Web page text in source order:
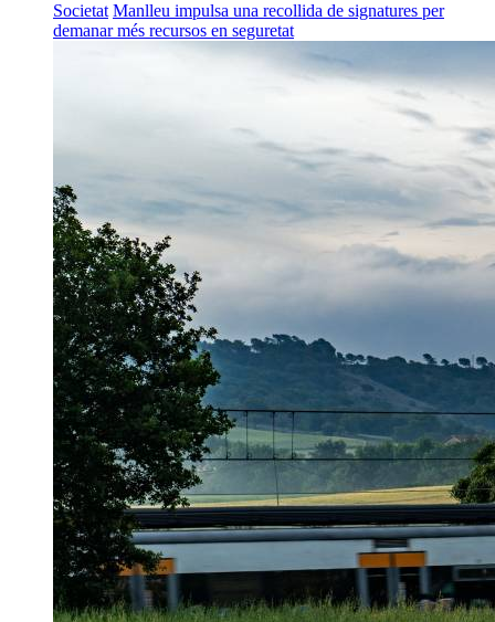
Societat Manlleu impulsa una recollida de signatures per
demanar més recursos en seguretat